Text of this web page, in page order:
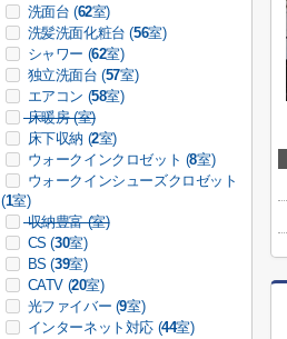
洗面台 (62室)
洗髪洗面化粧台 (56室)
シャワー (62室)
独立洗面台 (57室)
エアコン (58室)
床暖房 (室)
床下収納 (2室)
ウォークインクロゼット (8室)
ウォークインシューズクロゼット
(1室)
収納豊富 (室)
CS (30室)
BS (39室)
CATV (20室)
光ファイバー (9室)
インターネット対応 (44室)